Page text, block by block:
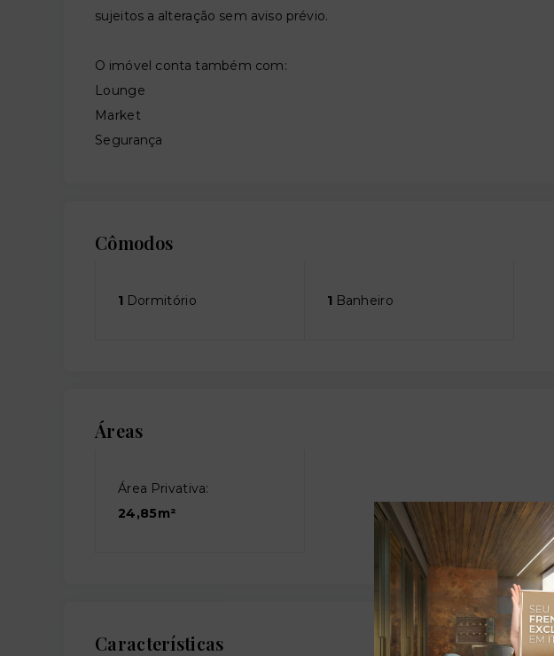
sujeitos a alteração sem aviso prévio.
O imóvel conta também com:
Lounge
Market
Segurança
Cômodos
1 Dormitório 1 Banheiro
Áreas
Área Privativa:
24,85m²
Características